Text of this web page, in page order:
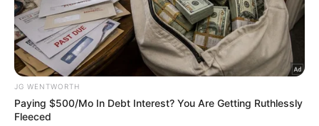
όπως λέμε- και όσο περνούν τα χρόνια, αρχίζω να
το αποδέχομαι αυτό».